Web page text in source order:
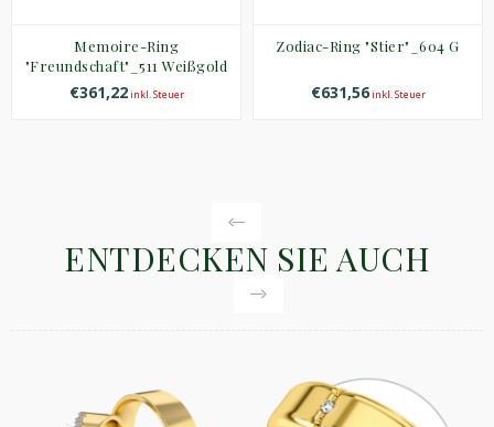
Memoire-Ring
"Freundschaft"_511 Weißgold
€361,22inkl. Steuer
Zodiac-Ring "Stier"_604 G
€631,56inkl. Steuer
ENTDECKEN SIE AUCH